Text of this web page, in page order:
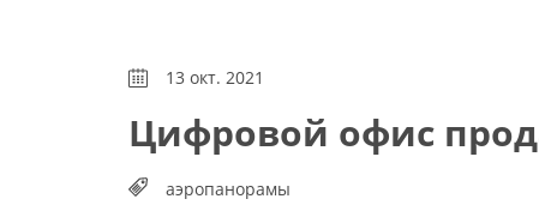
13 окт. 2021
Цифровой офис
аэропанорамы